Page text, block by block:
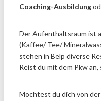
Coaching-Ausbildung
Der Aufenthaltsraum ist
(Kaffee/ Tee/
stehen in Belp diverse
Reist du mit dem Pkw
Möchtest du dich von